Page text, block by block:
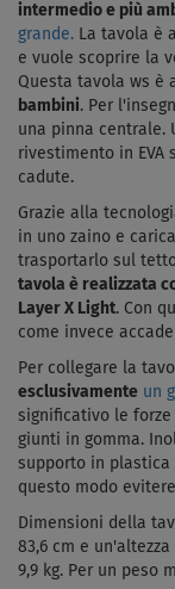
intermedio e più
grande. La tavola è
e vuole scoprire la
Questa tavola ws è
bambini. Per
una pinna centrale.
rivestimento in EVA
cadute.
Grazie alla
in uno zaino e
trasportarlo sul
tavola è realizzata
Layer X Light. Con
come invece
Per collegare la
esclusivamente un
significativo le
giunti in gomma.
supporto in
questo modo
Dimensioni della
83,6 cm e
9,9 kg. Per un peso